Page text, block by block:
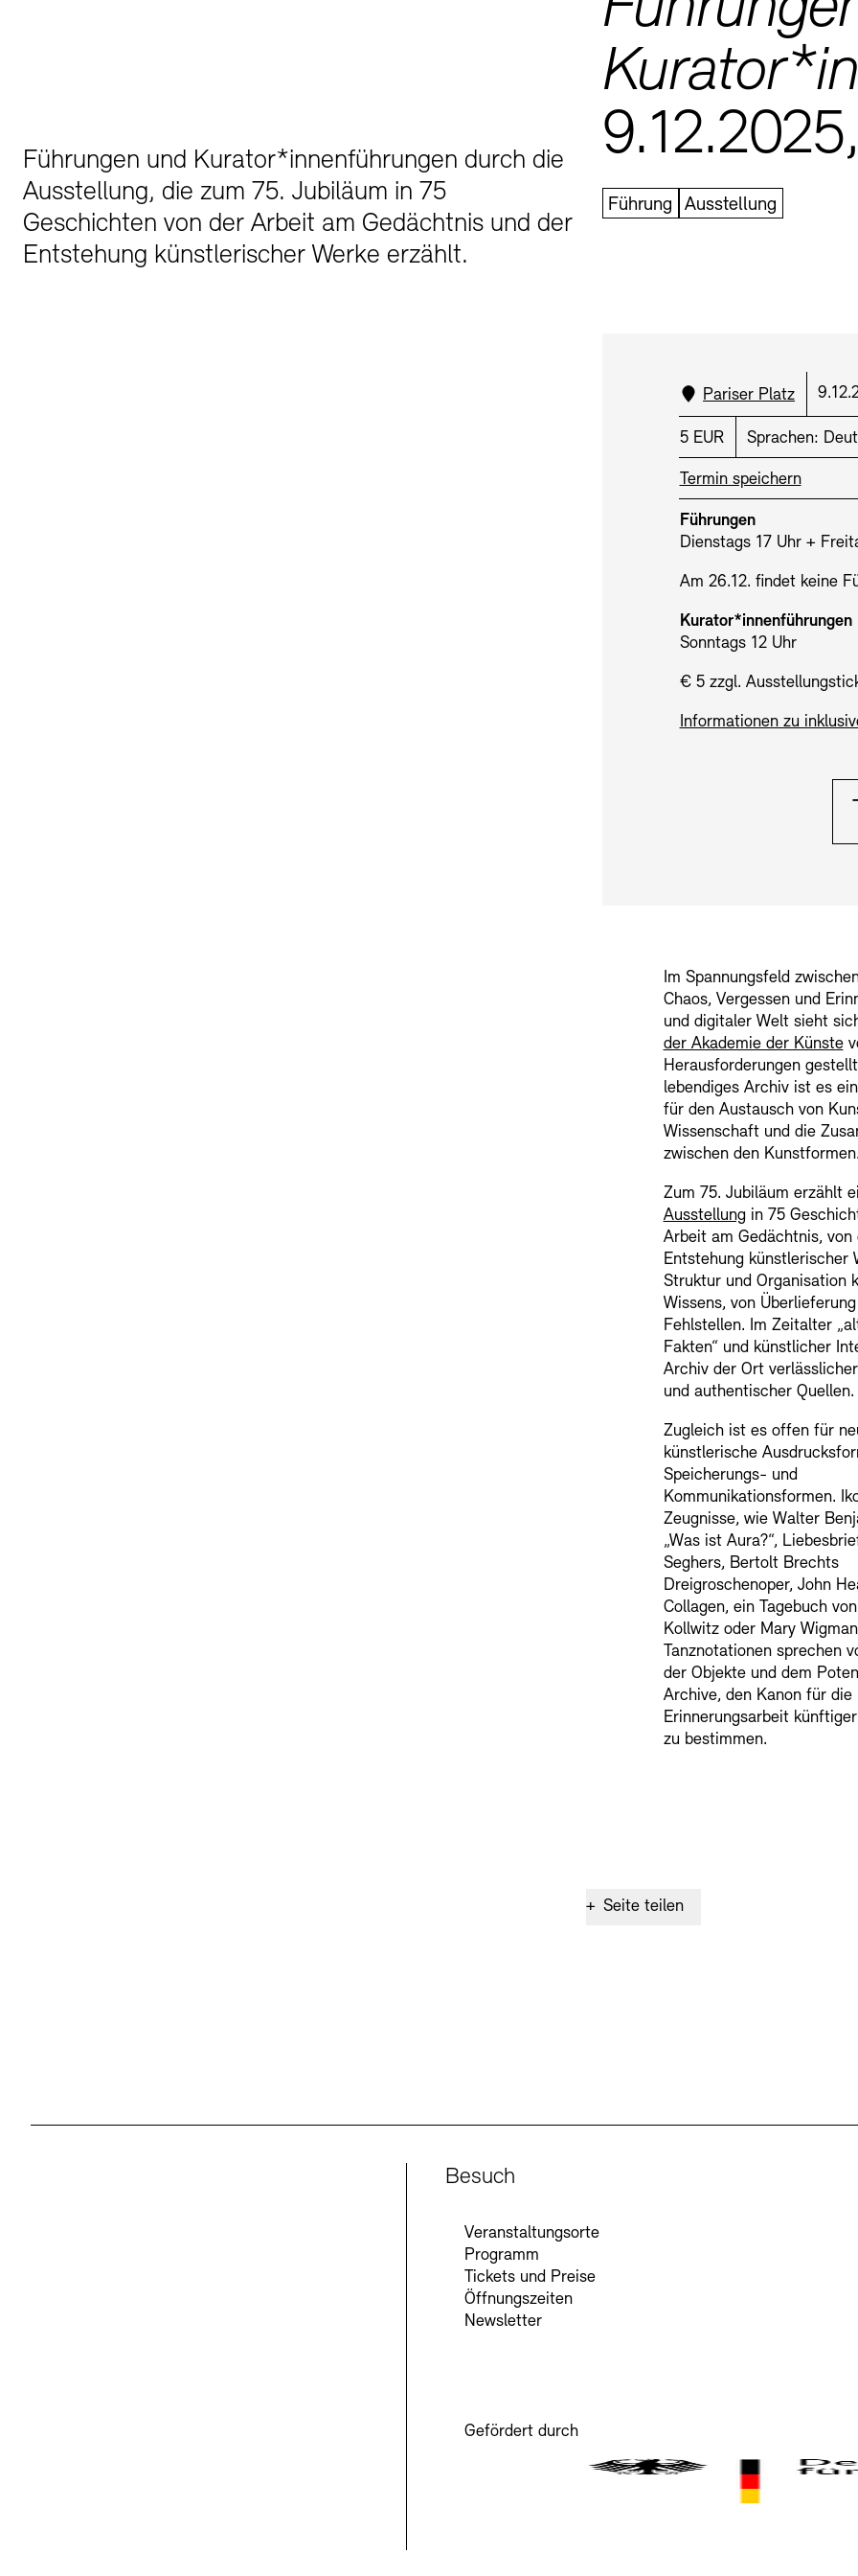
Tickets und Preise Öffnungszeiten Barrierefreiheit
Tickets und Preise Öffnungszeiten Barrierefreiheit
Preise,
Publikationen
Kulturelle
Studio für
SINN UND
Gesellschaft
Vermietungen
Mediathek
schau depot
Abteilungen &
Führung Ausstellung
Führungen und Kurator*innenführungen durch die
Ausstellung, die zum 75. Jubiläum in 75
Geschichten von der Arbeit am Gedächtnis und der
Entstehung künstlerischer Werke erzählt.
Standort:
Pariser Platz
Preis:
5 EUR Sprachen:
Termin speichern
Führungen
Dienstags 17 Uhr +
Am 26.12. findet keine
Kurator*innenführungen
Sonntags 12 Uhr
€ 5 zzgl.
Informationen zu
Im Spannungsfeld
Chaos, Vergessen und
und digitaler Welt sieht
der Akademie der Künste
Herausforderungen
lebendiges Archiv ist es
für den Austausch von
Wissenschaft und die
zwischen den Kunstformen.
Zum 75. Jubiläum erzählt
Ausstellungin 75
Arbeit am Gedächtnis, von
Entstehung künstlerischer
Struktur und Organisation
Wissens, von
Fehlstellen. Im Zeitalter
Fakten“ und künstlicher
Archiv der Ort
und authentischer Quellen.
Zugleich ist es offen für
künstlerische
Speicherungs- und
Kommunikationsformen.
Zeugnisse, wie Walter
„Was ist Aura?“,
Seghers, Bertolt Brechts
Dreigroschenoper, John
Collagen, ein Tagebuch
Kollwitz oder Mary
Tanznotationen sprechen
der Objekte und dem
Archive, den Kanon für die
Erinnerungsarbeit
zu bestimmen.
+ Seite teilen
Besuch
Veranstaltungsorte
Programm
Tickets und Preise
Öffnungszeiten
Newsletter
Gefördert durch